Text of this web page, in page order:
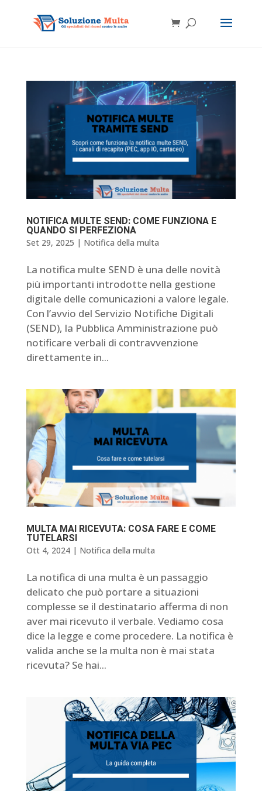
NOTIFICA MULTE SEND: COME FUNZIONA E
QUANDO SI PERFEZIONA
Set 29, 2025 | Notifica della multa
La notifica multe SEND è una delle novità
più importanti introdotte nella gestione
digitale delle comunicazioni a valore legale.
Con l’avvio del Servizio Notifiche Digitali
(SEND), la Pubblica Amministrazione può
notificare verbali di contravvenzione
direttamente in...
MULTA MAI RICEVUTA: COSA FARE E COME
TUTELARSI
Ott 4, 2024| Notifica della multa
La notifica di una multa è un passaggio
delicato che può portare a situazioni
complesse se il destinatario afferma di non
aver mai ricevuto il verbale. Vediamo cosa
dice la legge e come procedere. La notifica è
valida anche se la multa non è mai stata
ricevuta? Se hai...